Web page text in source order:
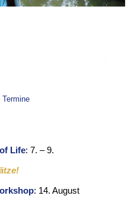
Termine
Life: 7. – 9.
: 14. August